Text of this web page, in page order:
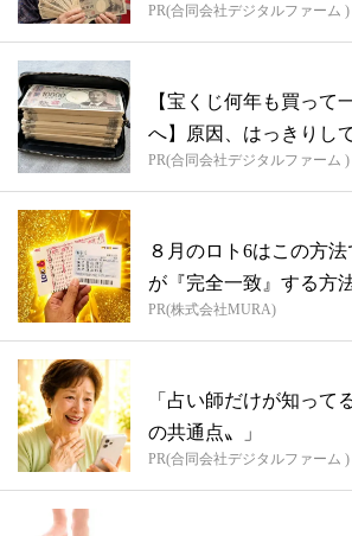
PR(合同会社デジタルファーム )
【宝くじ何年も買って
へ】原因、はっきりし
PR(合同会社デジタルファーム )
８月のロト6はこの方
が『完全一致』する方
PR(株式会社MURA)
「占い師だけが知って
の共通点〟」
PR(合同会社デジタルファーム )